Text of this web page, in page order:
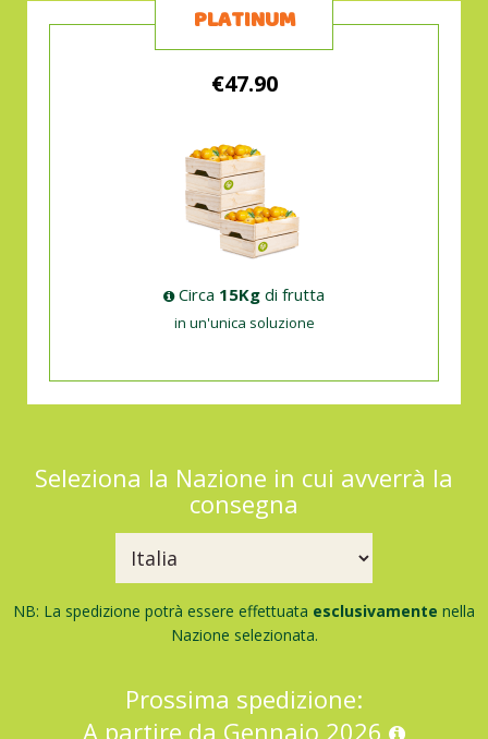
PLATINUM
€47.90
Circa 15Kg di frutta
in un'unica soluzione
Seleziona la Nazione in cui avverrà la
consegna
NB: La spedizione potrà essere effettuata esclusivamente nella
Nazione selezionata.
Prossima spedizione:
A partire da Gennaio 2026